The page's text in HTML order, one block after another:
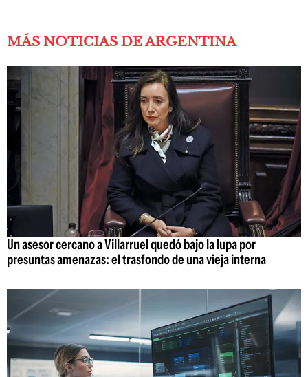
MÁS NOTICIAS DE ARGENTINA
Un asesor cercano a Villarruel quedó bajo la lupa por
presuntas amenazas: el trasfondo de una vieja interna